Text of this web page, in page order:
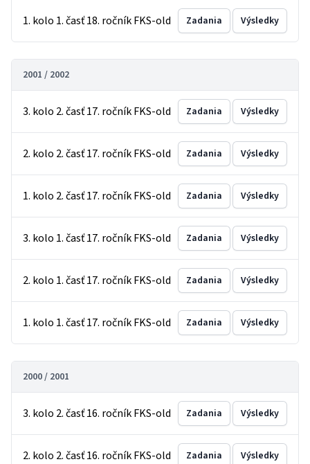
1. kolo 1. časť 18. ročník FKS-old Zadania Výsledky
2001 / 2002
3. kolo 2. časť 17. ročník FKS-old Zadania Výsledky
2. kolo 2. časť 17. ročník FKS-old Zadania Výsledky
1. kolo 2. časť 17. ročník FKS-old Zadania Výsledky
3. kolo 1. časť 17. ročník FKS-old Zadania Výsledky
2. kolo 1. časť 17. ročník FKS-old Zadania Výsledky
1. kolo 1. časť 17. ročník FKS-old Zadania Výsledky
2000 / 2001
3. kolo 2. časť 16. ročník FKS-old Zadania Výsledky
2. kolo 2. časť 16. ročník FKS-old Zadania Výsledky